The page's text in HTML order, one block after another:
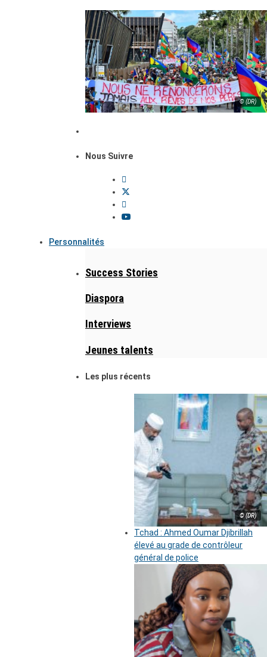
© (DR)
Nous Suivre
Personnalités
Success Stories
Diaspora
Interviews
Jeunes talents
Les plus récents
© (DR)
Tchad : Ahmed Oumar Djibrillah
élevé au grade de contrôleur
général de police